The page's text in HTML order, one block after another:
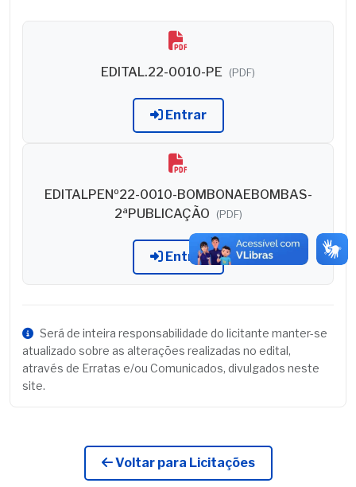
EDITAL.22-0010-PE (PDF)
Entrar
EDITALPENº22-0010-BOMBONAEBOMBAS-
2ªPUBLICAÇÃO
(PDF)
Entrar
Será de inteira responsabilidade do licitante manter-se
atualizado sobre as alterações realizadas no edital,
através de Erratas e/ou Comunicados, divulgados neste
site.
Voltar para Licitações